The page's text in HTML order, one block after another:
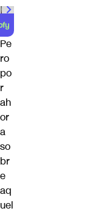
Pe
ro
po
r
ah
or
a
so
br
e
aq
uel